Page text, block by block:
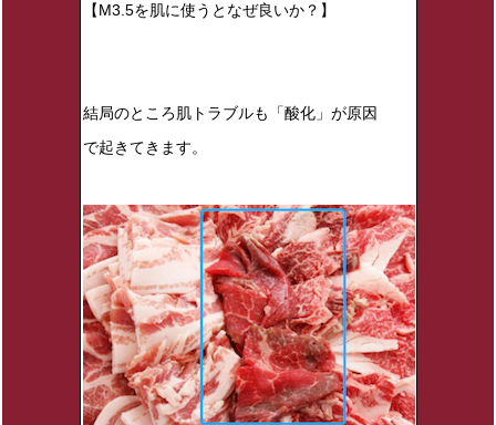
【M3.5を肌に使うとなぜ良いか？】
結局のところ肌トラブルも「酸化」が原因
で起きてきます。